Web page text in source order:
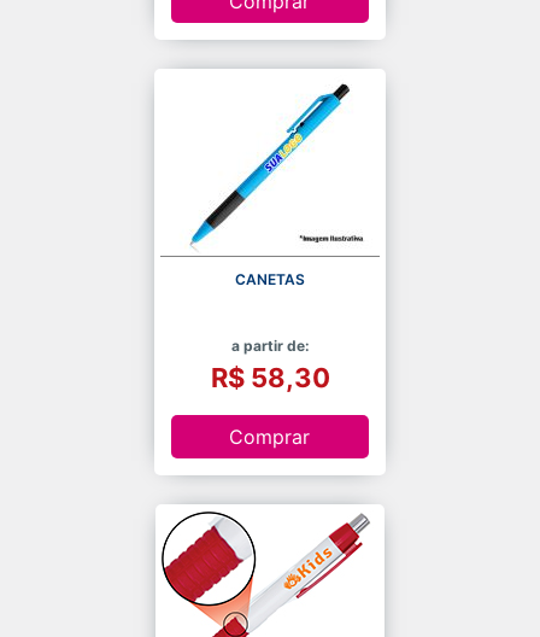
CANETAS
a partir de:
R$ 58,30
Comprar